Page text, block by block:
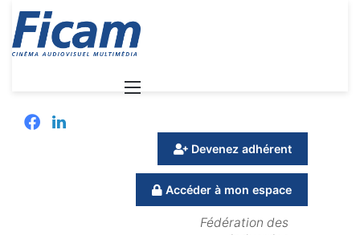
Menu
Facebook
Linkedin
Devenez adhérent
Accéder à mon espace
Fédération des